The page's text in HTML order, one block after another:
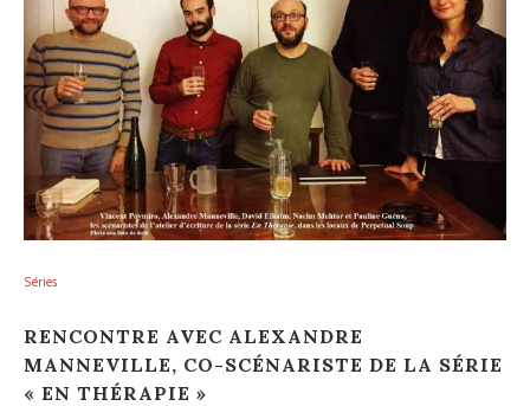
Séries
RENCONTRE AVEC ALEXANDRE
MANNEVILLE, CO-SCÉNARISTE DE LA SÉRIE
« EN THÉRAPIE »